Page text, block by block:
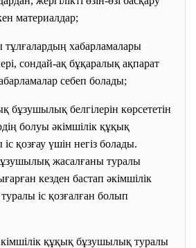
материалдар;
хабарламалары
сондай-ақ бұқаралық ақпарат
себеп болады;
бұзушылық белгілерін көрсететін
болуы әкімшілік құқық
қозғау үшін негіз болады.
жасалғаны туралы
кезден бастап әкімшілік
іс қозғалған болып
құқық бұзушылық туралы